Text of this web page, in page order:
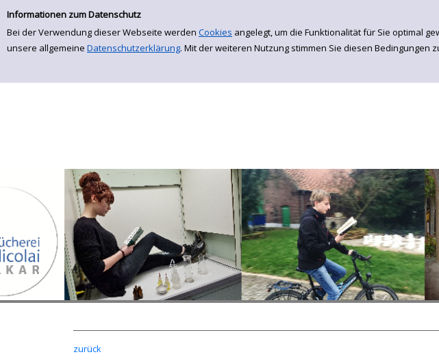
Einfache Suche
Informationen zum Datenschutz
Bei der Verwendung dieser Webseite werden Cookies angelegt, um die Funktionalität für Sie optimal
unsere allgemeine Datenschutzerklärung. Mit der weiteren Nutzung stimmen Sie diesen Bedingungen
Zur Detailanzeige springen
zurück